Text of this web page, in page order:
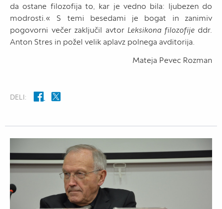
da ostane filozofija to, kar je vedno bila: ljubezen do
modrosti.« S temi besedami je bogat in zanimiv
pogovorni večer zaključil avtor Leksikona filozofijeddr.
Anton Stres in požel velik aplavz polnega avditorija.
Mateja Pevec Rozman
DELI: